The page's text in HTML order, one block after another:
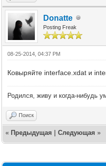
Donatte
Posting Freak
08-25-2014, 04:37 PM
Ковыряйте interface.xdat и
Родился, живу и когда-нибудь
Поиск
« Предыдущая |Следующая»